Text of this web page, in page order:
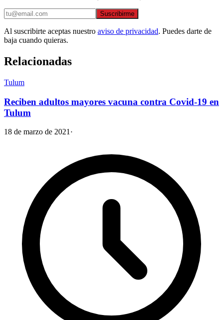
Suscribirme
Al suscribirte aceptas nuestro aviso de privacidad. Puedes darte de
baja cuando quieras.
Relacionadas
Tulum
Reciben adultos mayores vacuna contra Covid-19 en
Tulum
18 de marzo de 2021 ·